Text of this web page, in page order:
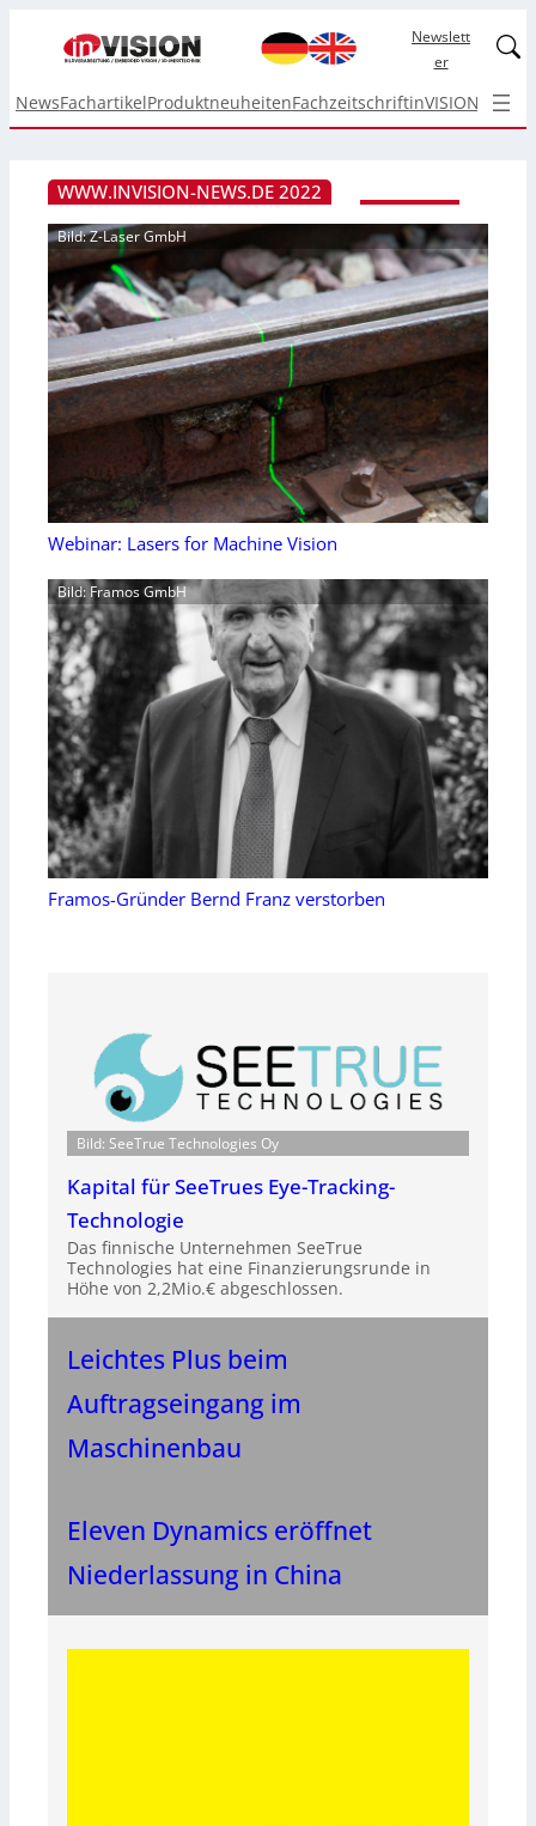
Newslett
er
NewsFachartikelProduktneuheitenFachzeitschriftinVISION Top
WWW.INVISION-NEWS.DE 2022
Bild: Z-Laser GmbH
Webinar: Lasers for Machine Vision
Bild: Framos GmbH
Framos-Gründer Bernd Franz verstorben
Bild: SeeTrue Technologies Oy
Kapital für SeeTrues Eye-Tracking-
Technologie
Das finnische Unternehmen SeeTrue
Technologies hat eine Finanzierungsrunde in
Höhe von 2,2Mio.€ abgeschlossen.
Leichtes Plus beim
Auftragseingang im
Maschinenbau
Eleven Dynamics eröffnet
Niederlassung in China